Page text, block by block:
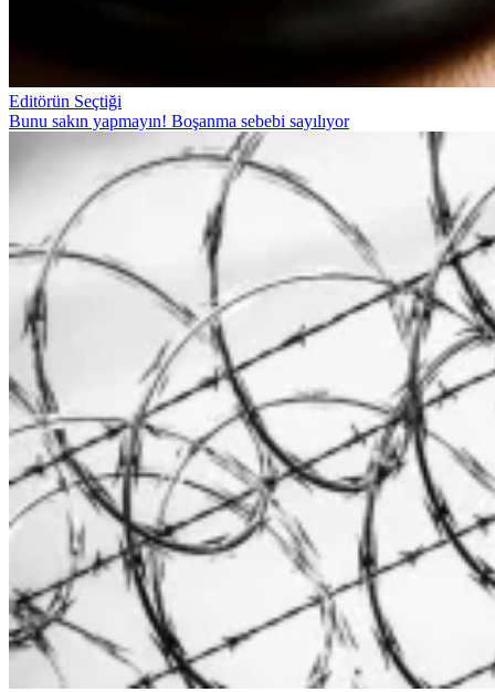
Editörün Seçtiği
Bunu sakın yapmayın! Boşanma sebebi sayılıyor